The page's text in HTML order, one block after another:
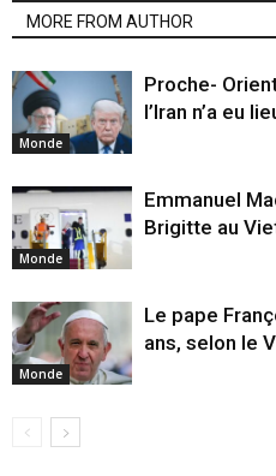
MORE FROM AUTHOR
Monde
Proche-
l’Iran n’a eu
Monde
Emmanuel
Brigitte au
Monde
Le pape
ans, selon le